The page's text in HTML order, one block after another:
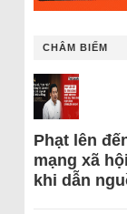
CHÂM BIẾM
Phạt lên
mạng xã
khi dẫn